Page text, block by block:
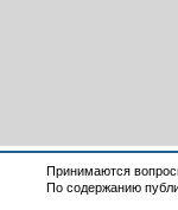
Принимаются
По содержанию